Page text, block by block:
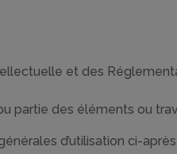
et des
partie des éléments ou
d’utilisation ci-